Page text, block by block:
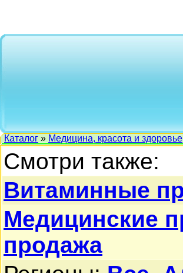
Каталог » Медицина, красота и здоровье
Смотри также:
Витаминные
Медицинские
продажа